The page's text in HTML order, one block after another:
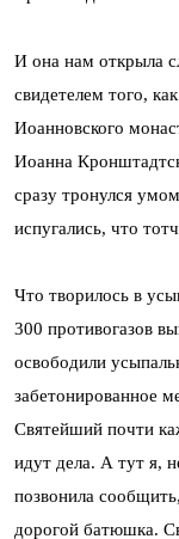
И она нам открыла
свидетелем того,
Иоанновского
Иоанна
сразу тронулся
испугались, что
Что творилось в
300 противогазов
освободили
забетонированное
Святейший почти
идут дела. А тут я,
позвонила
дорогой батюшка.